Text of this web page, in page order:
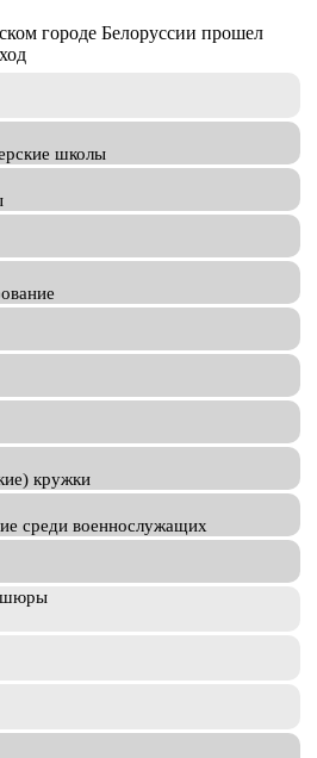
городе Белоруссии прошел
школы
кружки
среди военнослужащих